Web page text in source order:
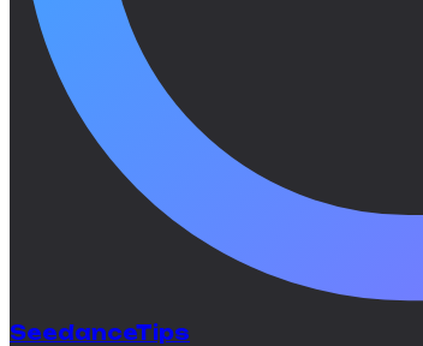
SeedanceTips